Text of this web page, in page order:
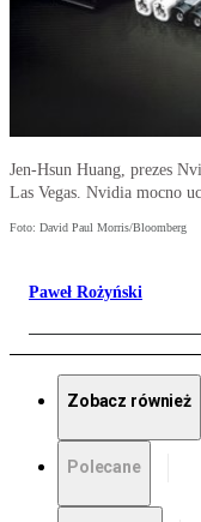
Jen-Hsun Huang, prezes
Las Vegas. Nvidia mocno
Foto: David Paul Morris/Bloomberg
Paweł Rożyński
Zobacz również
Polecane